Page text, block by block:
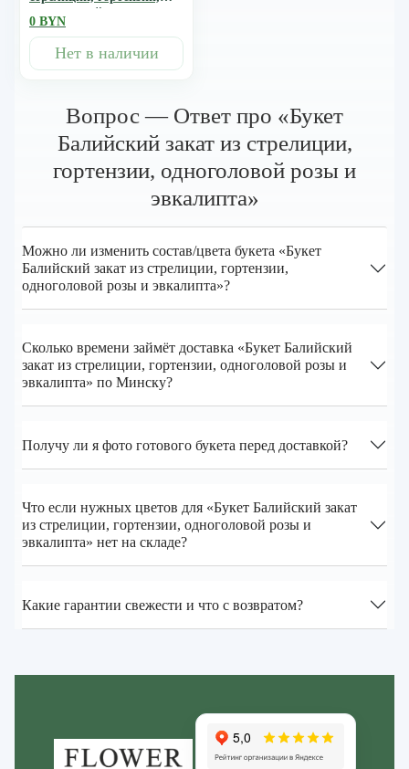
одноголовой розы и
эвкалипта
0 BYN
Нет в наличии
Вопрос — Ответ про «Букет
Балийский закат из стрелиции,
гортензии, одноголовой розы и
эвкалипта»
Можно ли изменить состав/цвета букета «Букет
Балийский закат из стрелиции, гортензии,
одноголовой розы и эвкалипта»?
Сколько времени займёт доставка «Букет Балийский
закат из стрелиции, гортензии, одноголовой розы и
эвкалипта» по Минску?
Получу ли я фото готового букета перед доставкой?
Что если нужных цветов для «Букет Балийский закат
из стрелиции, гортензии, одноголовой розы и
эвкалипта» нет на складе?
Какие гарантии свежести и что с возвратом?